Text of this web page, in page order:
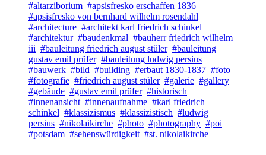
#altarziborium #apsisfresko erschaffen 1836
#apsisfresko von bernhard wilhelm rosendahl
#architecture #architekt karl friedrich schinkel
#architektur #baudenkmal #bauherr friedrich wilhelm
iii #bauleitung friedrich august stüler #bauleitung
gustav emil prüfer #bauleitung ludwig persius
#bauwerk #bild #building #erbaut 1830-1837 #foto
#fotografie #friedrich august stüler #galerie #gallery
#gebäude #gustav emil prüfer #historisch
#innenansicht #innenaufnahme #karl friedrich
schinkel #klassizismus #klassizistisch #ludwig
persius #nikolaikirche #photo #photography #poi
#potsdam #sehenswürdigkeit #st. nikolaikirche